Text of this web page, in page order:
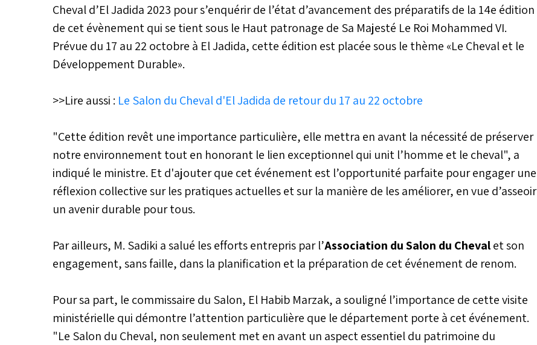
Cheval d’El Jadida 2023 pour s’enquérir de l’état d’avancement des préparatifs de la 14e édition
de cet évènement qui se tient sous le Haut patronage de Sa Majesté Le Roi Mohammed VI.
Prévue du 17 au 22 octobre à El Jadida, cette édition est placée sous le thème «Le Cheval et le
Développement Durable».
>>Lire aussi : Le Salon du Cheval d'El Jadida de retour du 17 au 22 octobre
"Cette édition revêt une importance particulière, elle mettra en avant la nécessité de préserver
notre environnement tout en honorant le lien exceptionnel qui unit l’homme et le cheval", a
indiqué le ministre. Et d'ajouter que cet événement est l’opportunité parfaite pour engager une
réflexion collective sur les pratiques actuelles et sur la manière de les améliorer, en vue d’asseoir
un avenir durable pour tous.
Par ailleurs, M. Sadiki a salué les efforts entrepris par l’Association du Salon du Chevalet son
engagement, sans faille, dans la planification et la préparation de cet événement de renom.
Pour sa part, le commissaire du Salon, El Habib Marzak, a souligné l’importance de cette visite
ministérielle qui démontre l’attention particulière que le département porte à cet événement.
"Le Salon du Cheval, non seulement met en avant un aspect essentiel du patrimoine du